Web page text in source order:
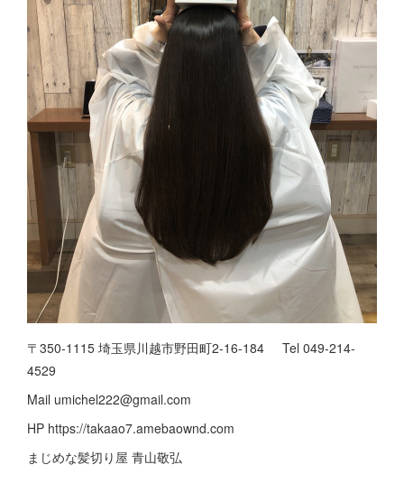
〒350-1115 埼玉県川越市野田町2-16-184 Tel 049-214-
4529
Mail umichel222@gmail.com
HP https://takaao7.amebaownd.com
まじめな髪切り屋 青山敬弘